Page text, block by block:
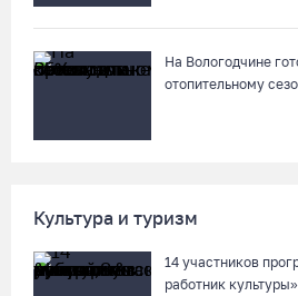
На Вологодчине
отопительному
Культура и туризм
14 участников
работник